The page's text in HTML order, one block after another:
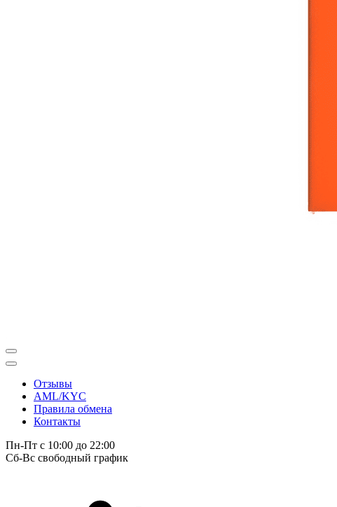
Отзывы
AML/KYC
Правила обмена
Контакты
Пн-Пт с 10:00 до 22:00
Сб-Вс свободный график